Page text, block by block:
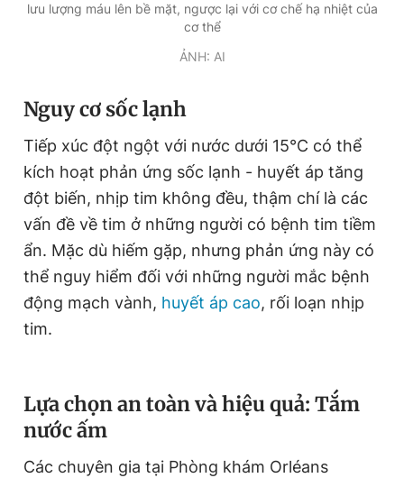
lưu lượng máu lên bề mặt, ngược lại với cơ chế hạ nhiệt của
cơ thể
ẢNH: AI
Nguy cơ sốc lạnh
Tiếp xúc đột ngột với nước dưới 15°C có thể
kích hoạt phản ứng sốc lạnh - huyết áp tăng
đột biến, nhịp tim không đều, thậm chí là các
vấn đề về tim ở những người có bệnh tim tiềm
ẩn. Mặc dù hiếm gặp, nhưng phản ứng này có
thể nguy hiểm đối với những người mắc bệnh
động mạch vành, huyết áp cao, rối loạn nhịp
tim.
Lựa chọn an toàn và hiệu quả: Tắm
nước ấm
Các chuyên gia tại Phòng khám Orléans